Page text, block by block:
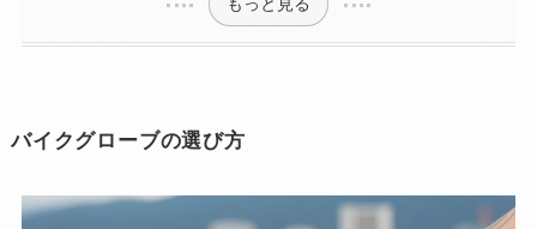
バイクグローブの選び方